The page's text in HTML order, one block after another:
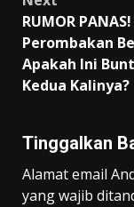
RUMOR
Perombakan
Apakah Ini
Kedua Kalinya?
Tinggalkan
Alamat email
yang wajib